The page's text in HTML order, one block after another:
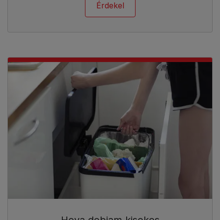
Érdekel